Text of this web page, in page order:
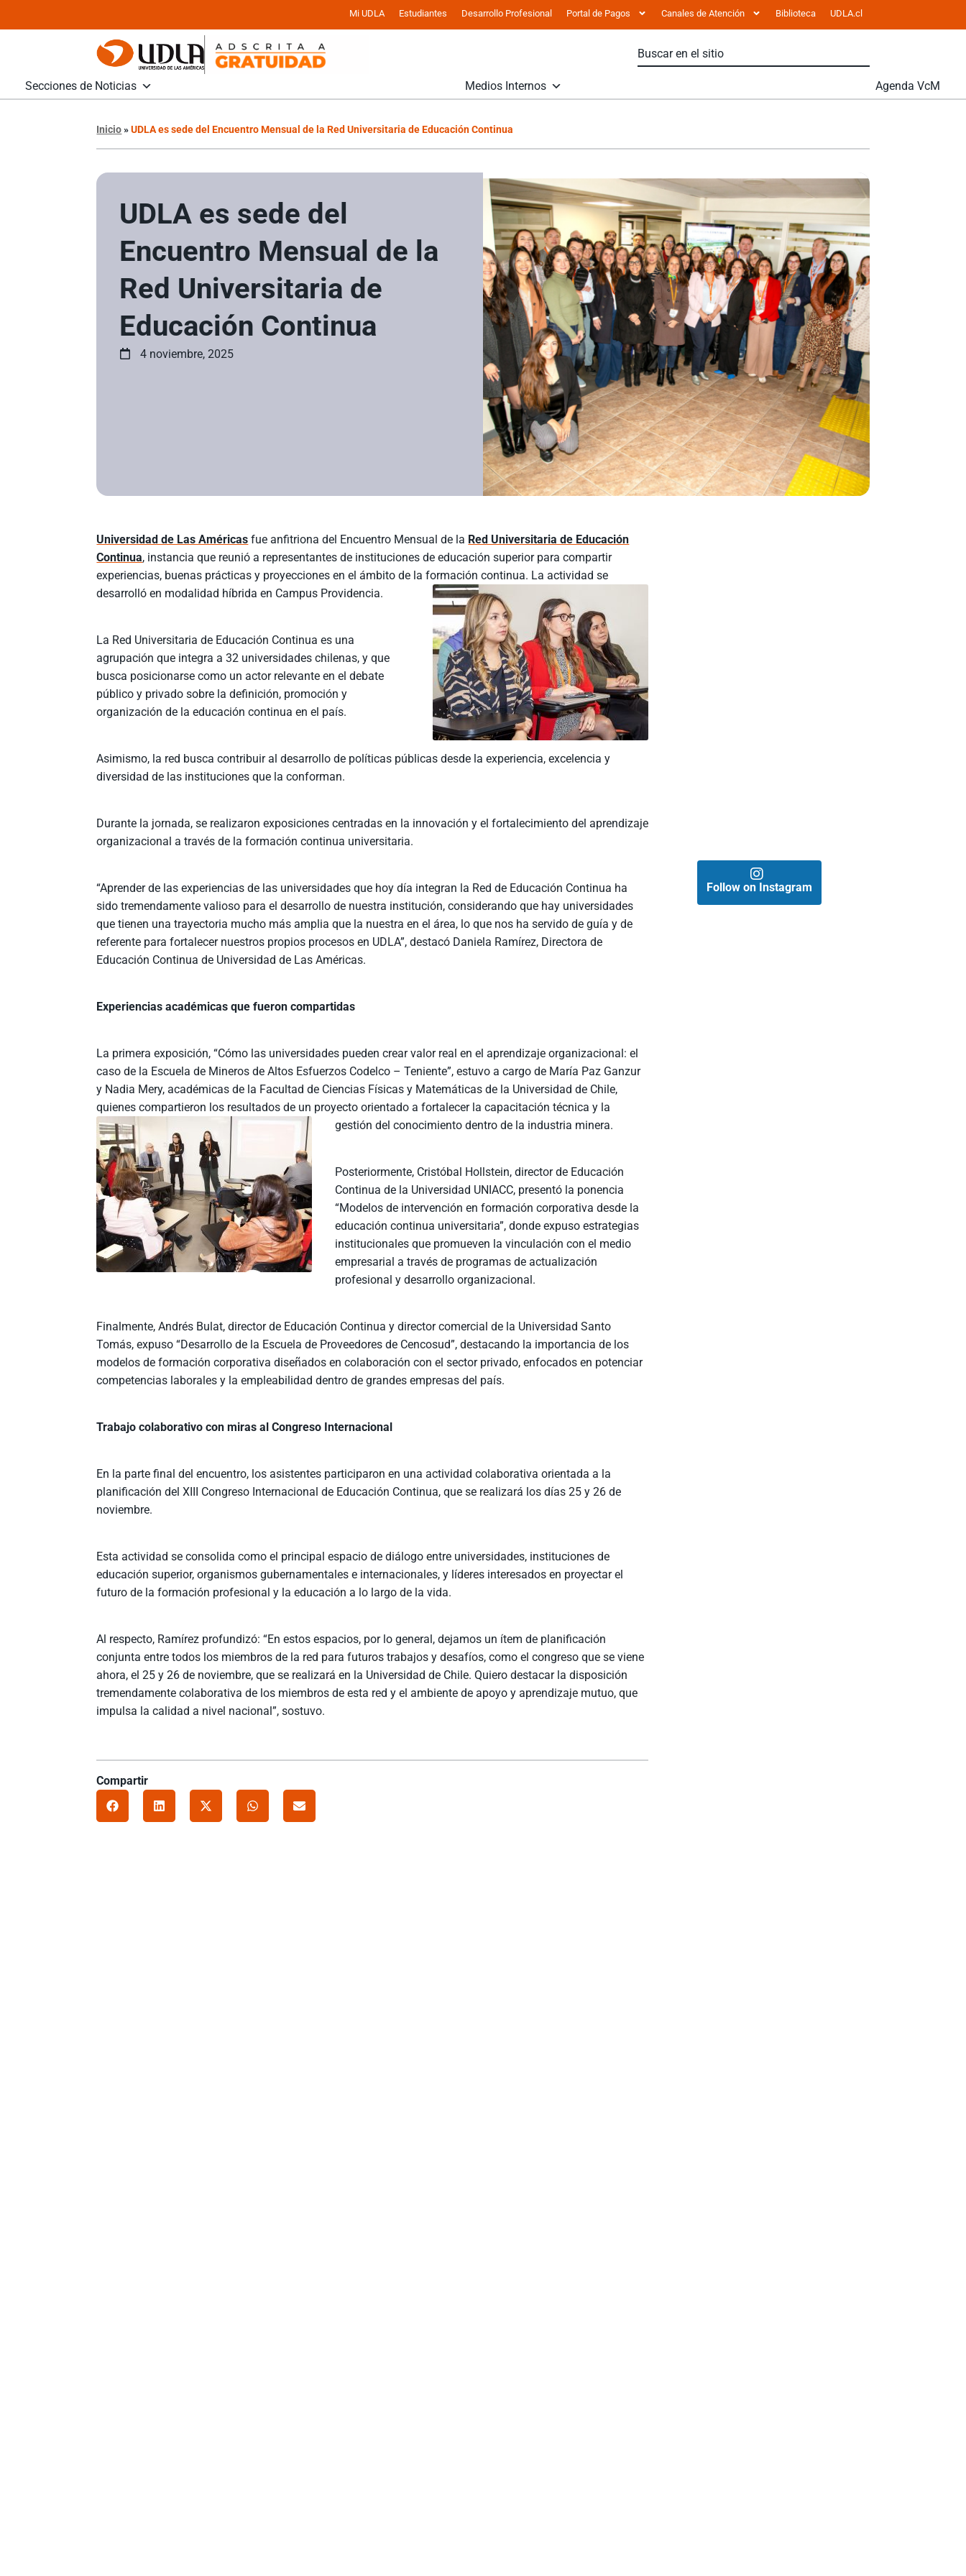
Mi UDLA Estudiantes Desarrollo Profesional Portal de Pagos Canales de Atención Biblioteca UDLA.cl
Secciones de Noticias Medios Internos Agenda VcM
Inicio»UDLA es sede del Encuentro Mensual de la Red Universitaria de Educación Continua
UDLA es sede del
Encuentro Mensual de la
Red Universitaria de
Educación Continua
4 noviembre, 2025
Universidad de Las Américas fue anfitriona del Encuentro Mensual de la Red Universitaria de Educación
Continua, instancia que reunió a representantes de instituciones de educación superior para compartir
experiencias, buenas prácticas y proyecciones en el ámbito de la formación continua. La actividad se
desarrolló en modalidad híbrida en Campus Providencia.
La Red Universitaria de Educación Continua es una
agrupación que integra a 32 universidades chilenas, y que
busca posicionarse como un actor relevante en el debate
público y privado sobre la definición, promoción y
organización de la educación continua en el país.
Asimismo, la red busca contribuir al desarrollo de políticas públicas desde la experiencia, excelencia y
diversidad de las instituciones que la conforman.
Durante la jornada, se realizaron exposiciones centradas en la innovación y el fortalecimiento del aprendizaje
organizacional a través de la formación continua universitaria.
“Aprender de las experiencias de las universidades que hoy día integran la Red de Educación Continua ha
sido tremendamente valioso para el desarrollo de nuestra institución, considerando que hay universidades
que tienen una trayectoria mucho más amplia que la nuestra en el área, lo que nos ha servido de guía y de
referente para fortalecer nuestros propios procesos en UDLA”, destacó Daniela Ramírez, Directora de
Educación Continua de Universidad de Las Américas.
Experiencias académicas que fueron compartidas
La primera exposición, “Cómo las universidades pueden crear valor real en el aprendizaje organizacional: el
caso de la Escuela de Mineros de Altos Esfuerzos Codelco – Teniente”, estuvo a cargo de María Paz Ganzur
y Nadia Mery, académicas de la Facultad de Ciencias Físicas y Matemáticas de la Universidad de Chile,
quienes compartieron los resultados de un proyecto orientado a fortalecer la capacitación técnica y la
gestión del conocimiento dentro de la industria minera.
Posteriormente, Cristóbal Hollstein, director de Educación
Continua de la Universidad UNIACC, presentó la ponencia
“Modelos de intervención en formación corporativa desde la
educación continua universitaria”, donde expuso estrategias
institucionales que promueven la vinculación con el medio
empresarial a través de programas de actualización
profesional y desarrollo organizacional.
Finalmente, Andrés Bulat, director de Educación Continua y director comercial de la Universidad Santo
Tomás, expuso “Desarrollo de la Escuela de Proveedores de Cencosud”, destacando la importancia de los
modelos de formación corporativa diseñados en colaboración con el sector privado, enfocados en potenciar
competencias laborales y la empleabilidad dentro de grandes empresas del país.
Trabajo colaborativo con miras al Congreso Internacional
En la parte final del encuentro, los asistentes participaron en una actividad colaborativa orientada a la
planificación del XIII Congreso Internacional de Educación Continua, que se realizará los días 25 y 26 de
noviembre.
Esta actividad se consolida como el principal espacio de diálogo entre universidades, instituciones de
educación superior, organismos gubernamentales e internacionales, y líderes interesados en proyectar el
futuro de la formación profesional y la educación a lo largo de la vida.
Al respecto, Ramírez profundizó: “En estos espacios, por lo general, dejamos un ítem de planificación
conjunta entre todos los miembros de la red para futuros trabajos y desafíos, como el congreso que se viene
ahora, el 25 y 26 de noviembre, que se realizará en la Universidad de Chile. Quiero destacar la disposición
tremendamente colaborativa de los miembros de esta red y el ambiente de apoyo y aprendizaje mutuo, que
impulsa la calidad a nivel nacional”, sostuvo.
Compartir
Follow on Instagram